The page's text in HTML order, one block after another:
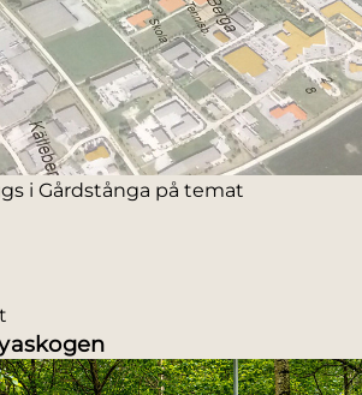
i Gårdstånga på temat